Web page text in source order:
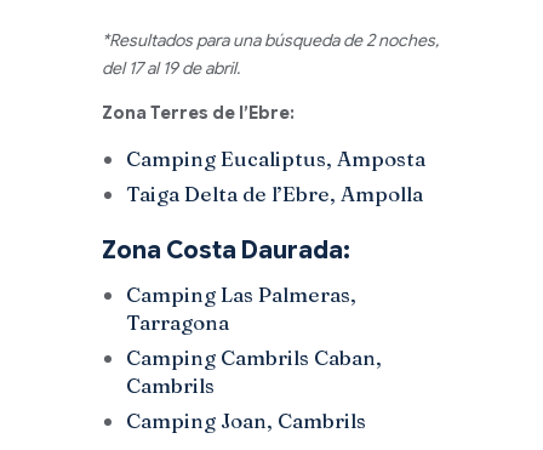
*Resultados para una búsqueda de 2 noches,
del 17 al 19 de abril.
Zona Terres de l’Ebre:
Camping Eucaliptus, Amposta
Taiga Delta de l’Ebre, Ampolla
Zona Costa Daurada:
Camping Las Palmeras,
Tarragona
Camping Cambrils Caban,
Cambrils
Camping Joan, Cambrils